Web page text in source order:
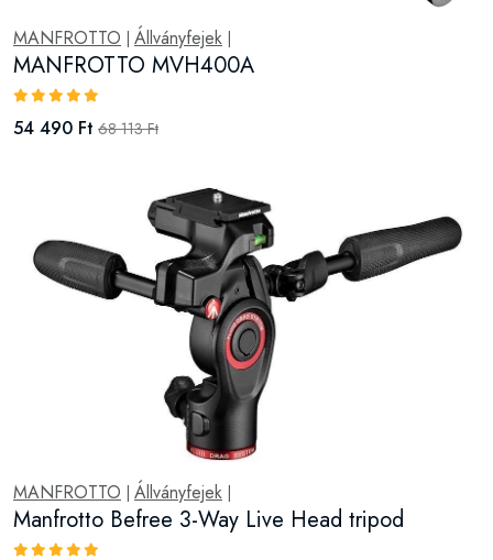
MANFROTTO Állványfejek
MANFROTTO MVH400A
54 490 Ft 68 113 Ft
MANFROTTO Állványfejek
Manfrotto Befree 3-Way Live Head tripod